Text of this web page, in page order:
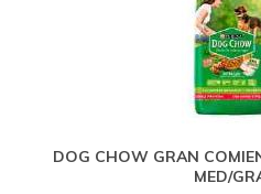
DOG CHOW GRAN
MED/